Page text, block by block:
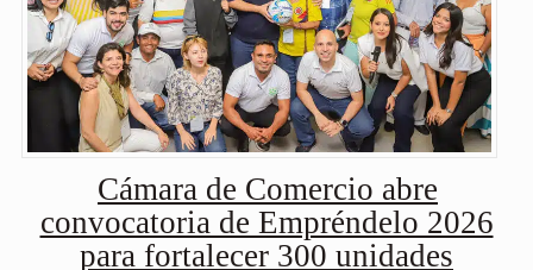
Cámara de Comercio abre
convocatoria de Empréndelo 2026
para fortalecer 300 unidades